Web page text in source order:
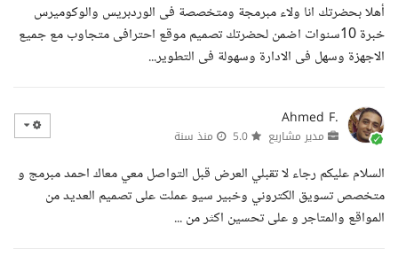
أهلا بحضرتك انا ولاء مبرمجة ومتخصصة فى الوردبريس والوكوميرس
خبرة 10سنوات اضمن لحضرتك تصميم موقع احترافى متجاوب مع جميع
الاجهزة وسهل فى الادارة وسهولة فى التطوير...
Ahmed F.
مدير مشاريع منذ سنة
السلام عليكم رجاء لا تقبلي العرض قبل التواصل معي معاك احمد مبرمج و
متخصص تسويق الكتروني وخبير سيو عملت على تصميم العديد من
المواقع والمتاجر و على تحسين اكثر من ...